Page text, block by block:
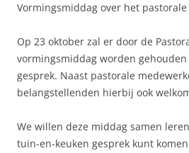
Vormingsmiddag over het pastorale
Op 23 oktober zal er door de
vormingsmiddag worden
gesprek. Naast pastorale
belangstellenden hierbij ook
We willen deze middag samen
tuin-en-keuken gesprek kunt